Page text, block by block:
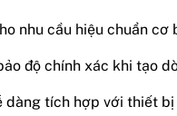
nhu cầu hiệu chuẩn cơ
độ chính xác khi tạo
dàng tích hợp với thiết